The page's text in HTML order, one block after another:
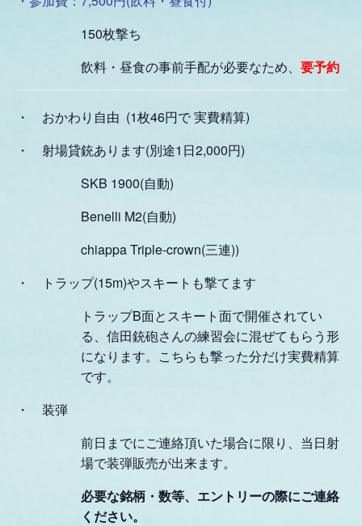
150枚撃ち
飲料・昼食の事前手配が必要なため、 要予約
・ おかわり自由 (1枚46円で 実費精算)
・ 射場貸銃あります(別途1日2,000円)
SKB 1900(自動)
Benelli M2(自動)
chiappa Triple-crown(三連))
・ トラップ(15m)やスキートも撃てます
トラップB面とスキート面で開催されてい
る、信田銃砲さんの練習会に混ぜてもらう形
になります。 こちらも撃った分だけ実費精算
です。
・ 装弾
前日までにご連絡頂いた場合に限り、当日射
場で装弾販売が出来ます。
必要な銘柄・数等、エントリーの際にご連絡
ください。